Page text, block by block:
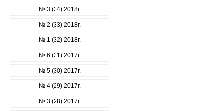
№ 3 (34) 2018г.
№ 2 (33) 2018г.
№ 1 (32) 2018г.
№ 6 (31) 2017г.
№ 5 (30) 2017г.
№ 4 (29) 2017г.
№ 3 (28) 2017г.